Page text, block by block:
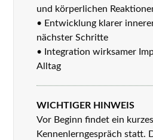
und körperlichen
• Entwicklung klarer
nächster Schritte
• Integration wirksamer
Alltag
WICHTIGER HINWEIS
Vor Beginn findet ein
Kennenlerngespräch statt.